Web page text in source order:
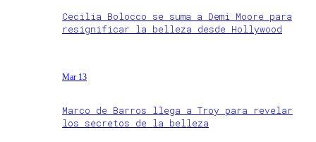
Cecilia Bolocco se suma a Demi Moore para
resignificar la belleza desde Hollywood
Mar 13
Marco de Barros llega a Troy para revelar
los secretos de la belleza